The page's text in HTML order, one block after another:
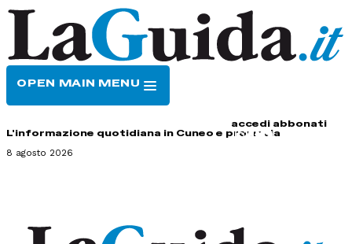
OPEN MAIN MENU
accedi abbonati
L'informazione quotidiana in Cuneo e provincia
8 agosto 2026